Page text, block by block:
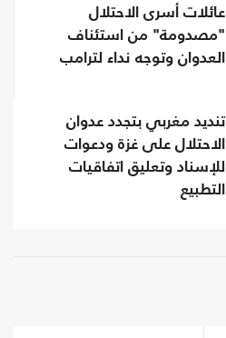
عائلات أسرى الاحتلال
"مصدومة" من استئناف
العدوان وتوجه نداء لترامب
تنديد مغربي بتجدد عدوان
الاحتلال على غزة ودعوات
للإسناد وتعليق اتفاقيات
التطبيع